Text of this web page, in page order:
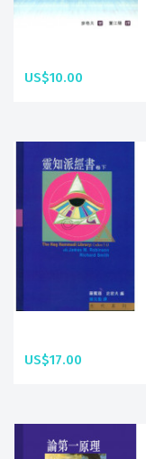
US$10.00
US$17.00